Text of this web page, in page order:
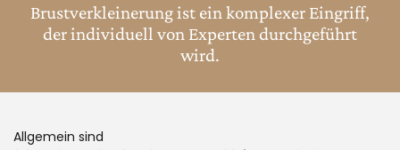
Brustverkleinerung ist ein komplexer Eingriff,
der individuell von Experten durchgeführt
wird.
Allgemein sind